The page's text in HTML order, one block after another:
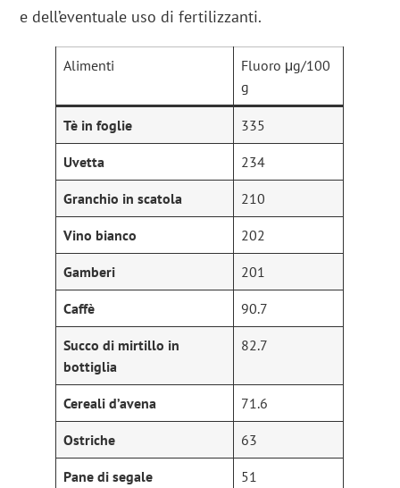
e dell’eventuale uso di fertilizzanti.
Alimenti
Fluoro μg/100
g
Tè in foglie 335
Uvetta 234
Granchio in scatola 210
Vino bianco 202
Gamberi 201
Caffè 90.7
Succo di mirtillo in
bottiglia
82.7
Cereali d’avena 71.6
Ostriche 63
Pane di segale 51